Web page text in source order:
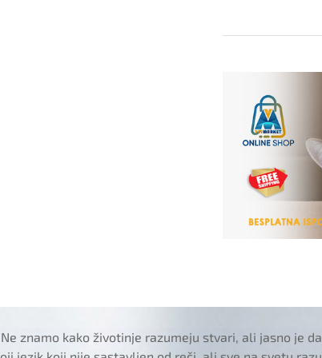
Ne znamo kako životinje razumeju stvari, ali jasno je